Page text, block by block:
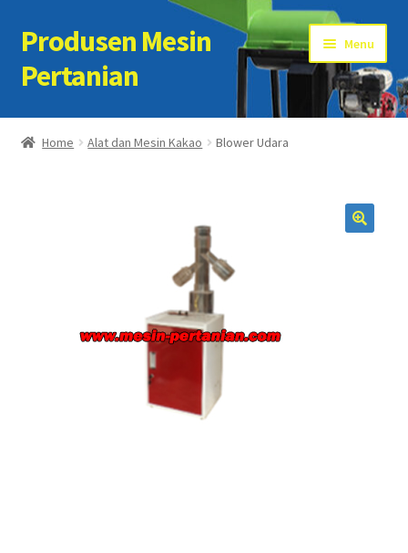
Skip
to
navigation
Skip
to
content
Produsen Mesin
Pertanian
Menu
Home
Home Alat dan Mesin Kakao Blower Udara